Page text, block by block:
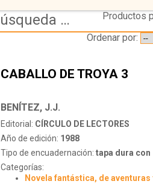
Resultado de la búsqueda de autor benitez,-j.j.
Productos
Ordenar por:
CABALLO DE TROYA 3
BENÍTEZ, J.J.
Editorial: CÍRCULO DE LECTORES
Año de edición: 1988
Tipo de encuadernación: tapa dura con
Categorías:
Novela fantástica, de aventuras